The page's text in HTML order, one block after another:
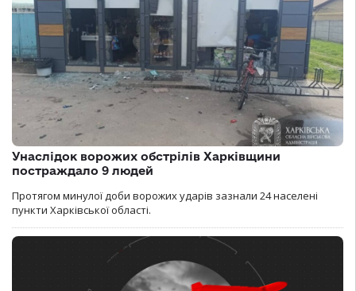
Унаслідок ворожих обстрілів Харківщини
постраждало 9 людей
Протягом минулої доби ворожих ударів зазнали 24 населені
пункти Харківської області.